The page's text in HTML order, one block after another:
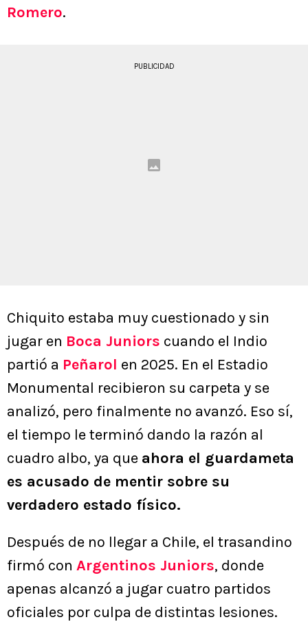
Romero.
PUBLICIDAD
Chiquito estaba muy cuestionado y sin
jugar en Boca Juniors cuando el Indio
partió a Peñarol en 2025. En el Estadio
Monumental recibieron su carpeta y se
analizó, pero finalmente no avanzó. Eso sí,
el tiempo le terminó dando la razón al
cuadro albo, ya que ahora el guardameta
es acusado de mentir sobre su
verdadero estado físico.
Después de no llegar a Chile, el trasandino
firmó con Argentinos Juniors, donde
apenas alcanzó a jugar cuatro partidos
oficiales por culpa de distintas lesiones.